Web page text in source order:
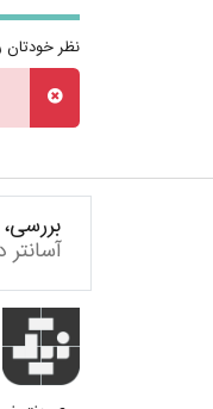
نظر خودتان
آسانتر